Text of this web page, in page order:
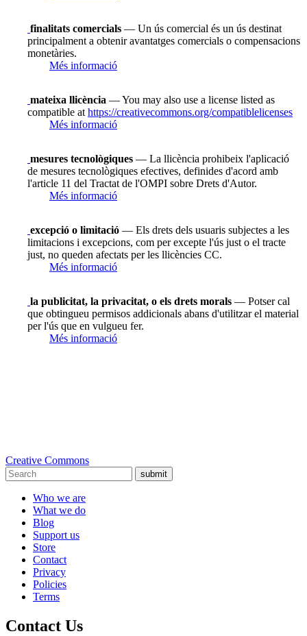
finalitats comercials — Un ús comercial és un ús destinat
principalment a obtenir avantatges comercials o compensacions
monetàries.
Més informació
mateixa llicència — You may also use a license listed as
compatible at https://creativecommons.org/compatiblelicenses
Més informació
mesures tecnològiques — La llicència prohibeix l'aplicació
de mesures tecnològiques efectives, definides d'acord amb
l'article 11 del Tractat de l'OMPI sobre Drets d'Autor.
Més informació
excepció o limitació — Els drets dels usuaris subjectes a les
limitacions i excepcions, com per excepte l'ús just o el tracte
just, no queden afectats per les llicències CC.
Més informació
la publicitat, la privacitat, o els drets morals — Potser cal
que obtingueu permisos addicionals abans d'utilitzar el material
per l'ús que en vulgueu fer.
Més informació
Creative Commons
submit
Who we are
What we do
Blog
Support us
Store
Contact
Privacy
Policies
Terms
Contact Us